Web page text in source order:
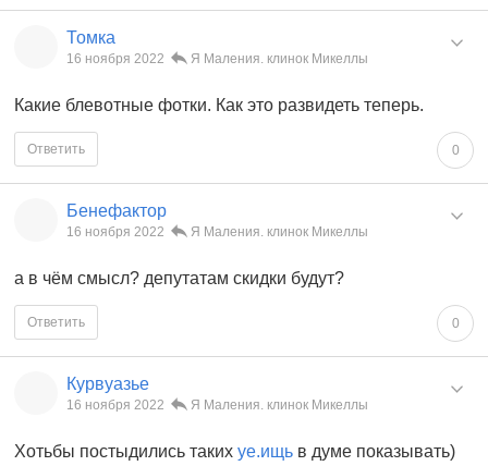
Томка
16 ноября 2022 Я Маления. клинок Микеллы
Какие блевотные фотки. Как это развидеть теперь.
0
Ответить
Бенефактор
16 ноября 2022 Я Маления. клинок Микеллы
а в чём смысл? депутатам скидки будут?
0
Ответить
Курвуазье
16 ноября 2022 Я Маления. клинок Микеллы
Хотьбы постыдились таких уе.ищь в думе показывать)